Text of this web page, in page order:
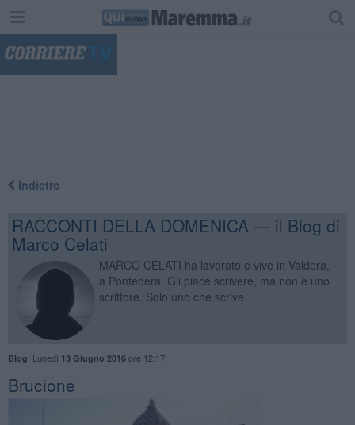
Indietro
RACCONTI DELLA DOMENICA — il Blog di
Marco Celati
MARCO CELATI ha lavorato e vive in Valdera,
a Pontedera. Gli piace scrivere, ma non è uno
scrittore. Solo uno che scrive.
Blog Lunedì 13 Giugno 2016ore 12:17
Brucione